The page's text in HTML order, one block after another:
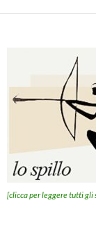
[clicca per leggere tutti gli